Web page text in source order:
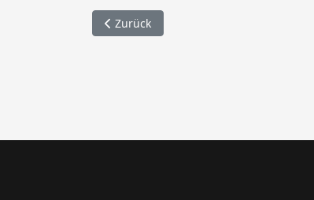
Vorheriger Beitrag: 101. Türöffnung /
Zurück